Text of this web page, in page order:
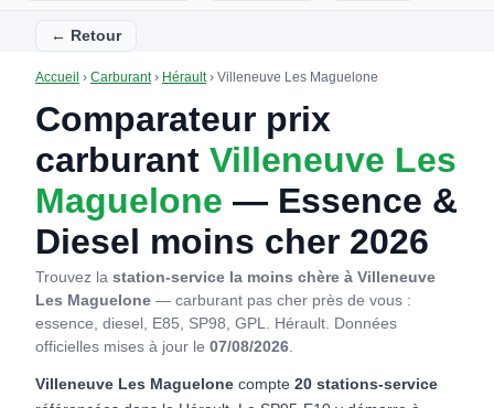
← Retour
Accueil › Carburant› Hérault› Villeneuve Les Maguelone
Comparateur prix
carburant Villeneuve Les
Maguelone — Essence &
Diesel moins cher 2026
Trouvez la station-service la moins chère à Villeneuve
Les Maguelone — carburant pas cher près de vous :
essence, diesel, E85, SP98, GPL. Hérault. Données
officielles mises à jour le 07/08/2026.
Villeneuve Les Maguelone compte 20 stations-service